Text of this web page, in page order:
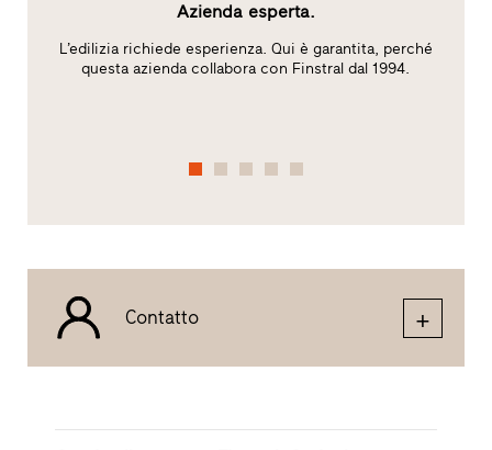
Azienda esperta.
L’edilizia richiede esperienza. Qui è garantita, perché
questa azienda collabora con Finstral dal 1994.
Contatto